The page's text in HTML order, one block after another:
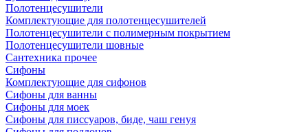
Полотенцесушители
Комплектующие для полотенцесушителей
Полотенцесушители с полимерным покрытием
Полотенцесушители шовные
Сантехника прочее
Сифоны
Комплектующие для сифонов
Сифоны для ванны
Сифоны для моек
Сифоны для писсуаров, биде, чаш генуя